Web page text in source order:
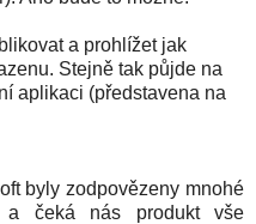
a prohlížet jak
Stejně tak půjde na
aplikaci (představena na
byly zodpovězeny mnohé
a čeká nás produkt vše